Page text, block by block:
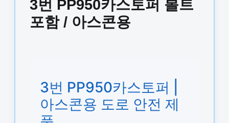
3번 PP950카스토퍼 볼트
포함 / 아스콘용
3번 PP950카스토퍼 |
아스콘용 도로 안전 제